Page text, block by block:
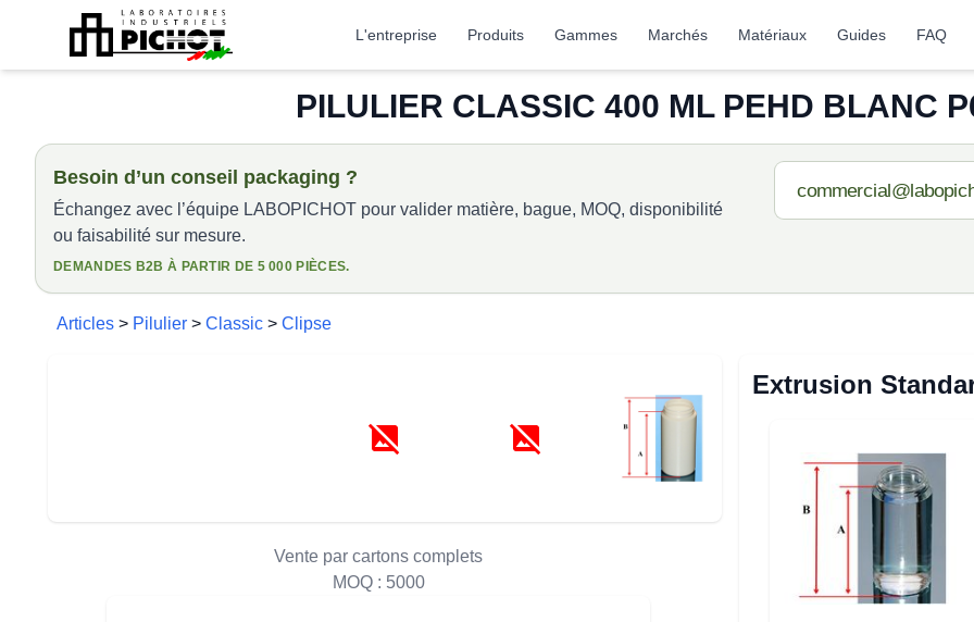
L'entreprise Produits Gammes Marchés Matériaux Guides FAQ
PILULIER CLASSIC 400 ML PEHD BLANC
Besoin d’un conseil packaging ?
Échangez avec l’équipe LABOPICHOT pour valider matière, bague, MOQ, disponibilité
ou faisabilité sur mesure.
DEMANDES B2B À PARTIR DE 5 000 PIÈCES.
Articles > Pilulier > Classic > Clipse
Vente par cartons complets
MOQ : 5000
Extrusion